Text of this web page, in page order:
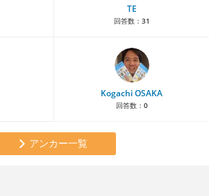
TE
回答数： 31
Kogachi OSAKA
回答数： 0
アンカー一覧